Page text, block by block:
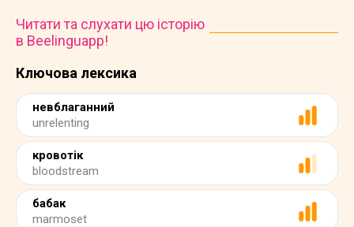
Ключова лексика
невблаганний
unrelenting
кровотік
bloodstream
бабак
marmoset
Читати та слухати цю історію
в Beelinguapp!